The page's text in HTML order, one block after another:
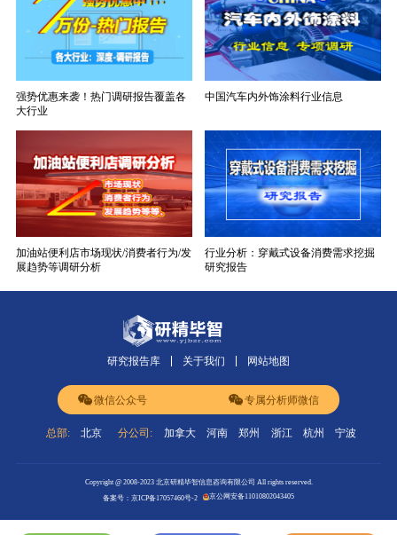
强势优惠来袭！热门调研报告覆盖各
大行业
中国汽车内外饰涂料行业信息
加油站便利店市场现状/消费者行为/发
展趋势等调研分析
行业分析：穿戴式设备消费需求挖掘
研究报告
研究报告库 关于我们 网站地图
微信公众号 专属分析师微信
总部: 北京 分公司: 加拿大 河南 郑州 浙江 杭州 宁波
Copyright @ 2008-2023 北京研精毕智信息咨询有限公司 All rights reserved.
备案号：京ICP备17057460号-2
京公网安备11010802043405